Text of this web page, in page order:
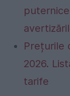
Prețurile
2026.
tarife